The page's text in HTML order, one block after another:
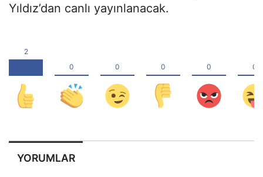
Yıldız’dan canlı yayınlanacak.
YORUMLAR